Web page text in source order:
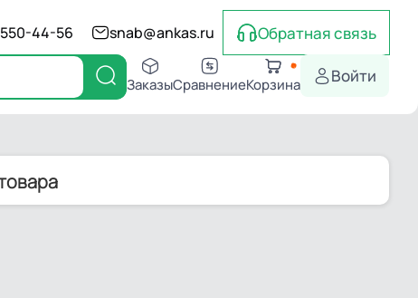
44-56 snab@ankas.ru Обратная связь
ЗаказыСравнениеКорзина Войти